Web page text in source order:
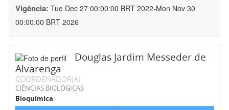
Vigência: Tue Dec 27 00:00:00 BRT 2022-Mon Nov 30
00:00:00 BRT 2026
Douglas Jardim Messeder de
Alvarenga
COORDENADOR(A)
CIÊNCIAS BIOLÓGICAS
Bioquímica